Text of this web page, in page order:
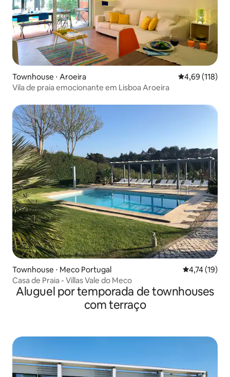
Townhouse ⋅ Aroeira 4,69 de uma
4,69 (118)
Vila de praia emocionante em Lisboa Aroeira
Townhouse ⋅ Meco Portugal 4,74 de uma
4,74 (19)
Casa de Praia - Villas Vale do Meco
Aluguel por temporada de townhouses
com terraço